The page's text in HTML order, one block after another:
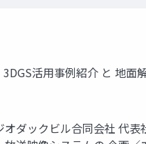
活用事例紹介 と 地
ダックビル合同会社 代表